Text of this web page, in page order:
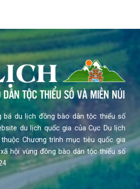
bá du lịch đồng bào dân tộc thiểu số
du lịch quốc gia của Cục Du lịch
Chương trình mục tiêu quốc gia
hội vùng đồng bào dân tộc thiểu số